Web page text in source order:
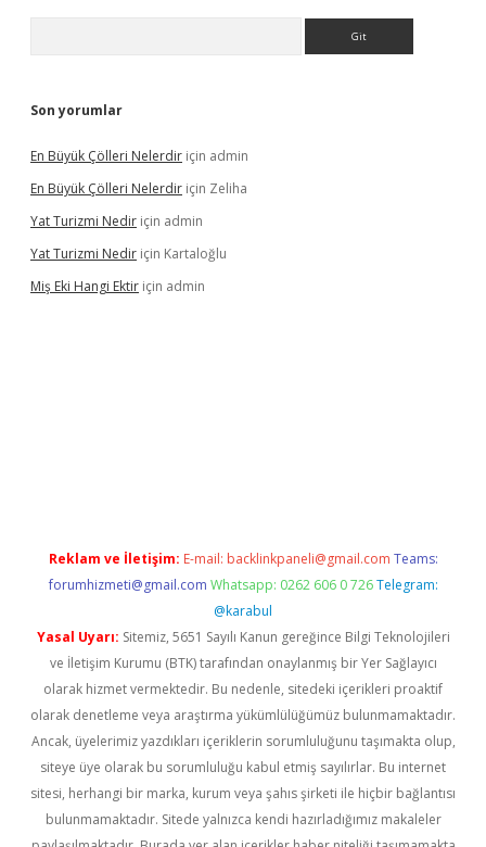
Son yorumlar
En Büyük Çölleri Nelerdir için admin
En Büyük Çölleri Nelerdir için Zeliha
Yat Turizmi Nedir için admin
Yat Turizmi Nedir için Kartaloğlu
Miş Eki Hangi Ektir için admin
Reklam ve İletişim: E-mail: backlinkpaneli@gmail.com Teams:
forumhizmeti@gmail.com Whatsapp: 0262 606 0 726 Telegram:
@karabul
Yasal Uyarı: Sitemiz, 5651 Sayılı Kanun gereğince Bilgi Teknolojileri
ve İletişim Kurumu (BTK) tarafından onaylanmış bir Yer Sağlayıcı
olarak hizmet vermektedir. Bu nedenle, sitedeki içerikleri proaktif
olarak denetleme veya araştırma yükümlülüğümüz bulunmamaktadır.
Ancak, üyelerimiz yazdıkları içeriklerin sorumluluğunu taşımakta olup,
siteye üye olarak bu sorumluluğu kabul etmiş sayılırlar. Bu internet
sitesi, herhangi bir marka, kurum veya şahıs şirketi ile hiçbir bağlantısı
bulunmamaktadır. Sitede yalnızca kendi hazırladığımız makaleler